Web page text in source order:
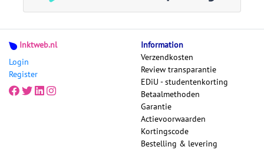
Inktweb.nl
Login
Register
Information
Verzendkosten
Review transparantie
EDiU - studentenkorting
Betaalmethoden
Garantie
Actievoorwaarden
Kortingscode
Bestelling & levering